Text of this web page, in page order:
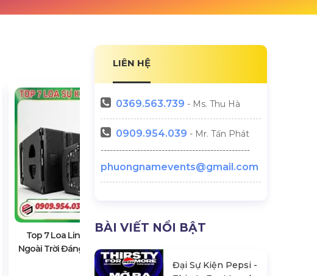
Top 7 Loa Line Array Sự Kiện
Ngoài Trời Đáng Mua Nhất 2026
LIÊN HỆ
0369.563.739 - Ms. Thu Hà
0909.954.039 - Mr. Tấn Phát
-------------------------------------------------
phuongnamevents@gmail.com
BÀI VIẾT NỔI BẬT
Đại Sự Kiện Pepsi -